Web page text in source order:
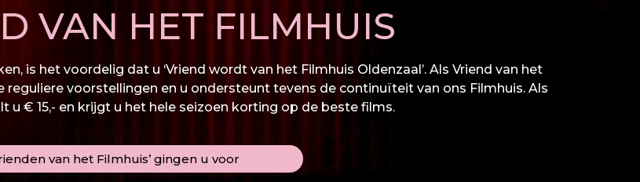
VAN HET FILMHUIS
is het voordelig dat u ‘Vriend wordt van het Filmhuis Oldenzaal’. Als Vriend van het
reguliere voorstellingen en u ondersteunt tevens de continuïteit van ons Filmhuis. Als
u € 15,- en krijgt u het hele seizoen korting op de beste films.
van het Filmhuis’ gingen u voor